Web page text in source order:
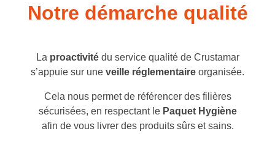
Notre démarche qualité
La proactivitédu service qualité de Crustamar
s’appuie sur une veille réglementaire organisée.
Cela nous permet de référencer des filières
sécurisées, en respectant le Paquet Hygiène
afin de vous livrer des produits sûrs et sains.